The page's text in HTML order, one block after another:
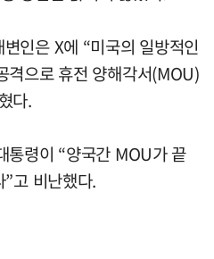
인은 X에 “미국의 일방적인
격으로 휴전 양해각서(MOU)
다.
통령이 “양국간 MOU가 끝
고 비난했다.